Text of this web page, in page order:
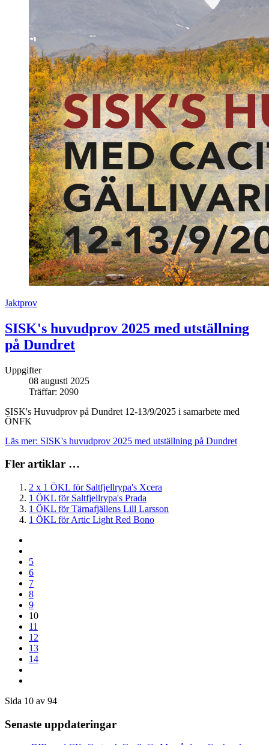
Jaktprov
SISK's huvudprov 2025 med utställning
på Dundret
Uppgifter
08 augusti 2025
Träffar: 2090
SISK's Huvudprov på Dundret 12-13/9/2025 i samarbete med
ÖNFK
Läs mer: SISK's huvudprov 2025 med utställning på Dundret
Fler artiklar …
2 x 1 ÖKL för Saltfjellrypa's Xcera
1 ÖKL för Saltfjellrypa's Prada
1 ÖKL för Tärnafjällens Lill Larsson
1 ÖKL för Artic Light Red Bono
5
6
7
8
9
10
11
12
13
14
Sida 10 av 94
Senaste uppdateringar